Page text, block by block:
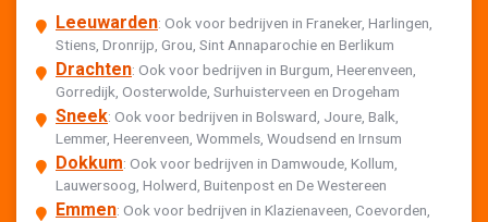
Leeuwarden: Ook voor bedrijven in Franeker, Harlingen,
Stiens, Dronrijp, Grou, Sint Annaparochie en Berlikum
Drachten: Ook voor bedrijven in Burgum, Heerenveen,
Gorredijk, Oosterwolde, Surhuisterveen en Drogeham
Sneek: Ook voor bedrijven in Bolsward, Joure, Balk,
Lemmer, Heerenveen, Wommels, Woudsend en Irnsum
Dokkum: Ook voor bedrijven in Damwoude, Kollum,
Lauwersoog, Holwerd, Buitenpost en De Westereen
Emmen: Ook voor bedrijven in Klazienaveen, Coevorden,